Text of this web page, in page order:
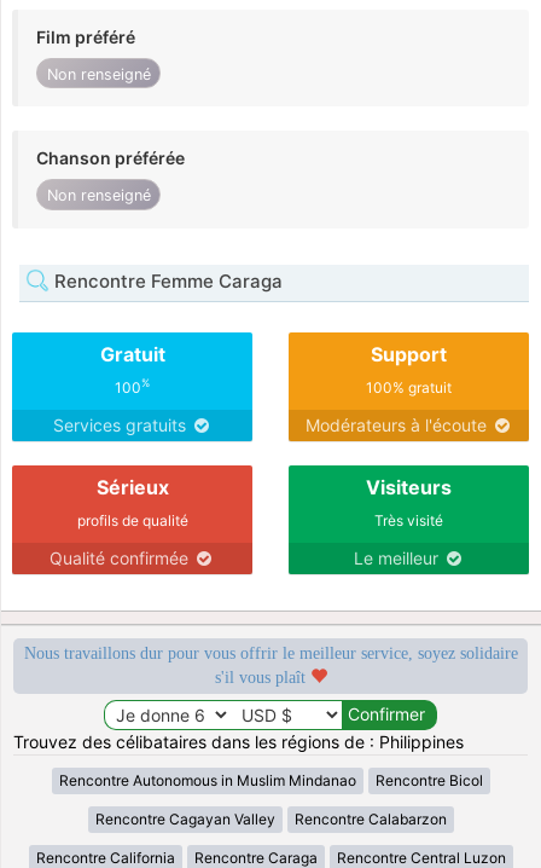
Film préféré
Non renseigné
Chanson préférée
Non renseigné
Rencontre Femme Caraga
Gratuit
100%
Services gratuits
Support
100% gratuit
Modérateurs à l'écoute
Sérieux
profils de qualité
Qualité confirmée
Visiteurs
Très visité
Le meilleur
Nous travaillons dur pour vous offrir le meilleur service, soyez solidaire
s'il vous plaît
Trouvez des célibataires dans les régions de : Philippines
Rencontre Autonomous in Muslim Mindanao Rencontre Bicol
Rencontre Cagayan Valley Rencontre Calabarzon
Rencontre California Rencontre Caraga Rencontre Central Luzon